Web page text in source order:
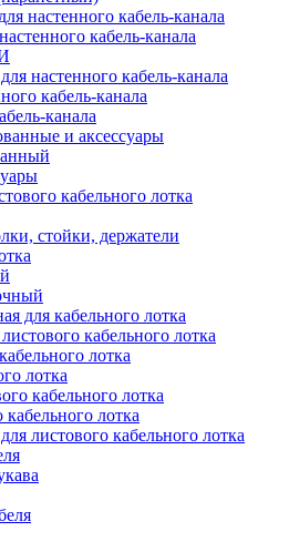
настенного кабель-канала
кабель-канала
настенного кабель-канала
кабель-канала
канала
и аксессуары
кабельного лотка
стойки, держатели
для кабельного лотка
кабельного лотка
лотка
лотка
кабельного лотка
лотка
листового кабельного лотка